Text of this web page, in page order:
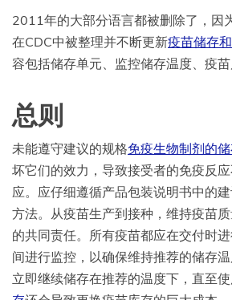
2011年的大部分语言都被删除了，因
在CDC中被整理并不断更新疫苗储存
容包括储存单元、监控储存温度、疫苗
总则
未能遵守建议的规格免疫生物制剂的
坏它们的效力，导致接受者的免疫反
应。应仔细遵循产品包装说明书中的
方法。从疫苗生产到接种，维持疫苗
的共同责任。所有疫苗都应在交付时
间进行监控，以确保维持推荐的储存
立即继续储存在推荐的温度下，直至